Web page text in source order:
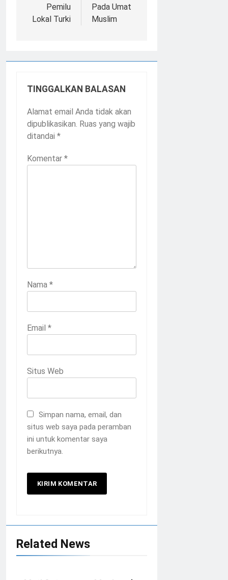
Pemilu
Lokal Turki
Pada Umat
Muslim
TINGGALKAN BALASAN
Alamat email Anda tidak akan
dipublikasikan. Ruas yang wajib
ditandai *
Komentar *
Nama *
Email *
Situs Web
Simpan nama, email, dan
situs web saya pada peramban
ini untuk komentar saya
berikutnya.
Related News